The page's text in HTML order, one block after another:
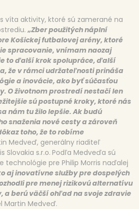
víta aktivity, ktoré sú zamerané na
„Zber použitých náplní
Košickej futbalovej arény, ktoré
spracovanie, vnímam naozaj
to ďalší krok spolupráce, ďalší
že v rámci udržateľnosti prináša
gie a inovácie, ako byť súčasťou
O životnom prostredí nestačí len
sú postupné kroky, ktoré nás
nám tu žilo lepšie. Ak budú
snaženia nové cesty a zároveň
toho, že to robíme
Medveď, generálny riaditeľ
Slovakia s.r.o. Podľa Medveďa sú
technológie pre Philip Morris naďalej
aj inovatívne služby pre dospelých
pre menej rizikovú alternatívu
, a berú väčší ohľad na svoje zdravie
Martin Medveď.